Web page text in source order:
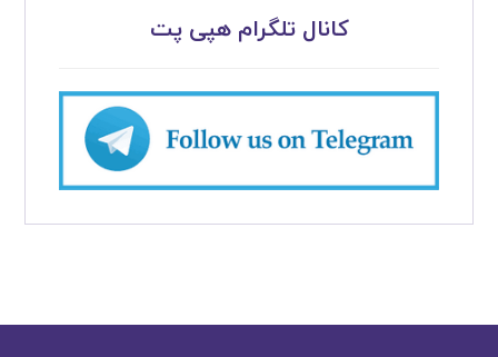
کانال تلگرام هپی پت